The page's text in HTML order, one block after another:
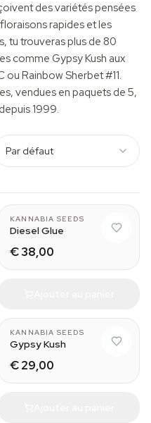
des variétés pensées
rapides et les
tu trouveras plus de 80
comme Gypsy Kush aux
Rainbow Sherbet #11.
vendues en paquets de 5,
1999.
Par défaut
KANNABIA SEEDS
Diesel Glue
€ 38,00
KANNABIA SEEDS
Gypsy Kush
€ 29,00